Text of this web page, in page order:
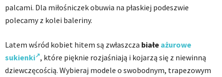
palcami. Dla miłośniczek obuwia na płaskiej podeszwie
polecamy z kolei baleriny.
Latem wśród kobiet hitem są zwłaszcza białe ażurowe
sukienki , które pięknie rozjaśniają i kojarzą się z niewinną
dziewczęcością. Wybieraj modele o swobodnym, trapezowym